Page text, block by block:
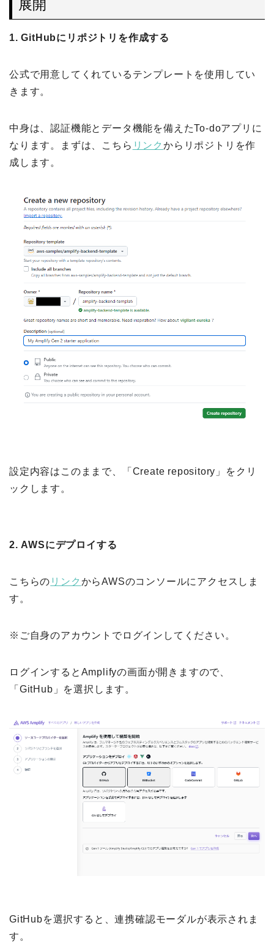
展開
1. GitHubにリポジトリを作成する
公式で用意してくれているテンプレートを使用してい
きます。
中身は、認証機能とデータ機能を備えたTo-doアプリに
なります。まずは、こちら リンクからリポジトリを作
成します。
設定内容はこのままで、「Create repository」をクリ
ックします。
2. AWSにデプロイする
こちらの リンク からAWSのコンソールにアクセスしま
す。
※ご自身のアカウントでログインしてください。
ログインするとAmplifyの画面が開きますので、
「GitHub」を選択します。
GitHubを選択すると、連携確認モーダルが表示されま
す。